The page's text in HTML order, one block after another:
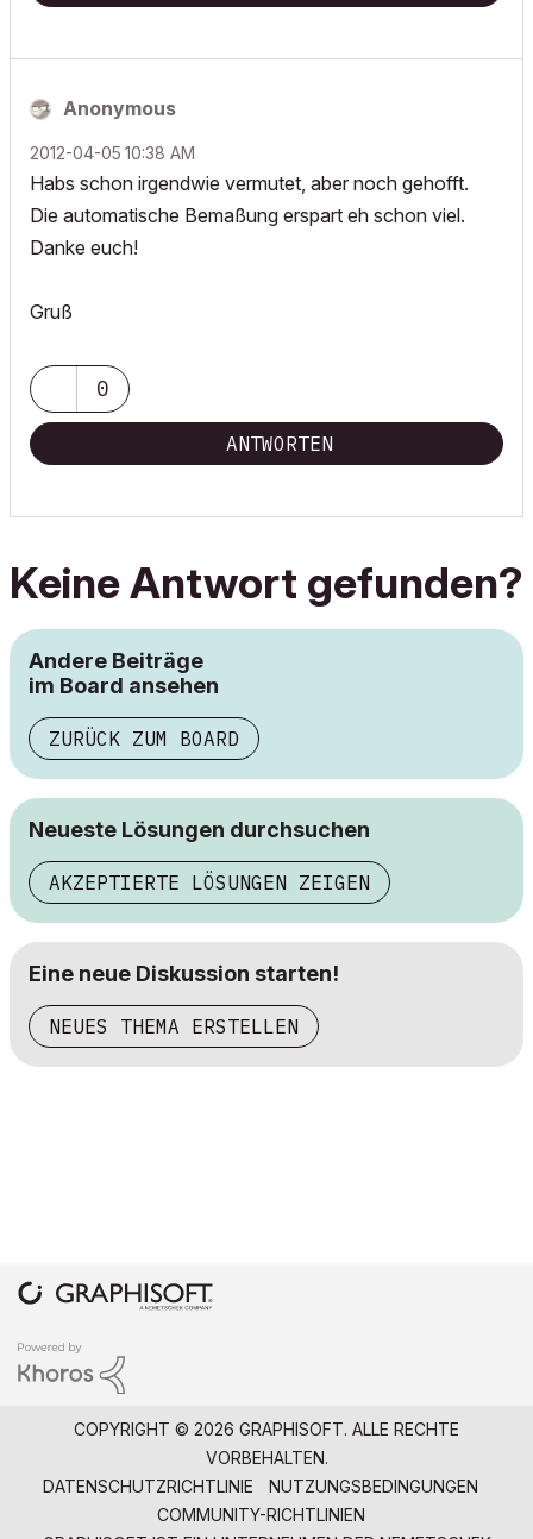
Anonymous
‎2012-04-05 10:38 AM
Habs schon irgendwie vermutet, aber noch gehofft.
Die automatische Bemaßung erspart eh schon viel.
Danke euch!
Gruß
0
ANTWORTEN
Keine Antwort gefunden?
Andere Beiträge
im Board ansehen
ZURÜCK ZUM BOARD
Neueste Lösungen durchsuchen
AKZEPTIERTE LÖSUNGEN ZEIGEN
Eine neue Diskussion starten!
NEUES THEMA ERSTELLEN
COPYRIGHT © 2026 GRAPHISOFT. ALLE RECHTE
VORBEHALTEN.
DATENSCHUTZRICHTLINIE
NUTZUNGSBEDINGUNGEN
COMMUNITY-RICHTLINIEN